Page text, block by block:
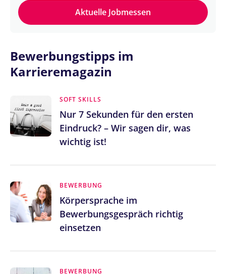
Aktuelle Jobmessen
Bewerbungstipps im
Karrieremagazin
SOFT SKILLS
Nur 7 Sekunden für den ersten
Eindruck? – Wir sagen dir, was
wichtig ist!
BEWERBUNG
Körpersprache im
Bewerbungsgespräch richtig
einsetzen
BEWERBUNG